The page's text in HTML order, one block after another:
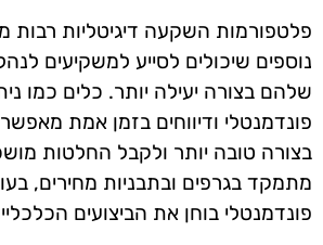
פלטפורמות השקעה דיגיטליות רבות
נוספים שיכולים לסייע למשקיעים
שלהם בצורה יעילה יותר. כלים כמו
פונדמנטלי ודיווחים בזמן אמת
בצורה טובה יותר ולקבל החלטות
מתמקד בגרפים ובתבניות מחירים,
פונדמנטלי בוחן את הביצועים